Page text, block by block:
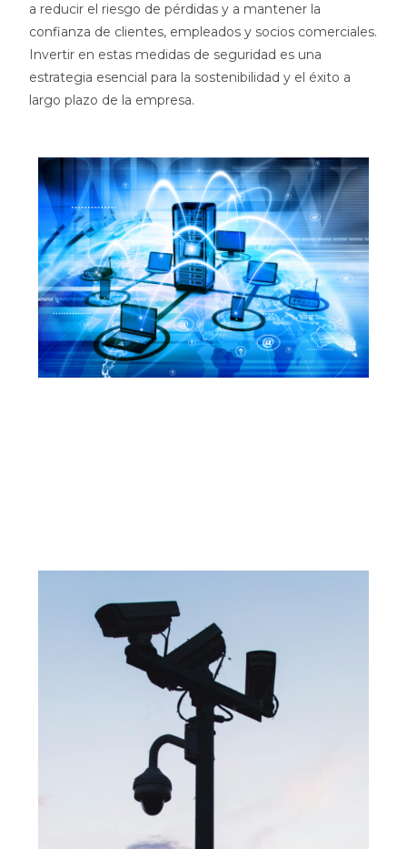
a reducir el riesgo de pérdidas y a mantener la
confianza de clientes, empleados y socios comerciales.
Invertir en estas medidas de seguridad es una
estrategia esencial para la sostenibilidad y el éxito a
largo plazo de la empresa.